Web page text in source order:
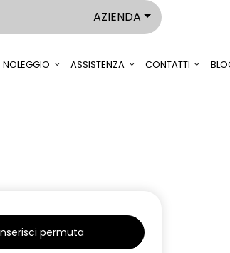
AZIENDA
NOLEGGIO ASSISTENZA CONTATTI
permuta